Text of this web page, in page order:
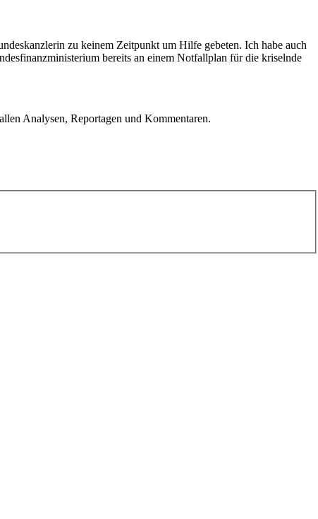
zu keinem Zeitpunkt um Hilfe gebeten. Ich habe auch
bereits an einem Notfallplan für die kriselnde
Analysen, Reportagen und Kommentaren.